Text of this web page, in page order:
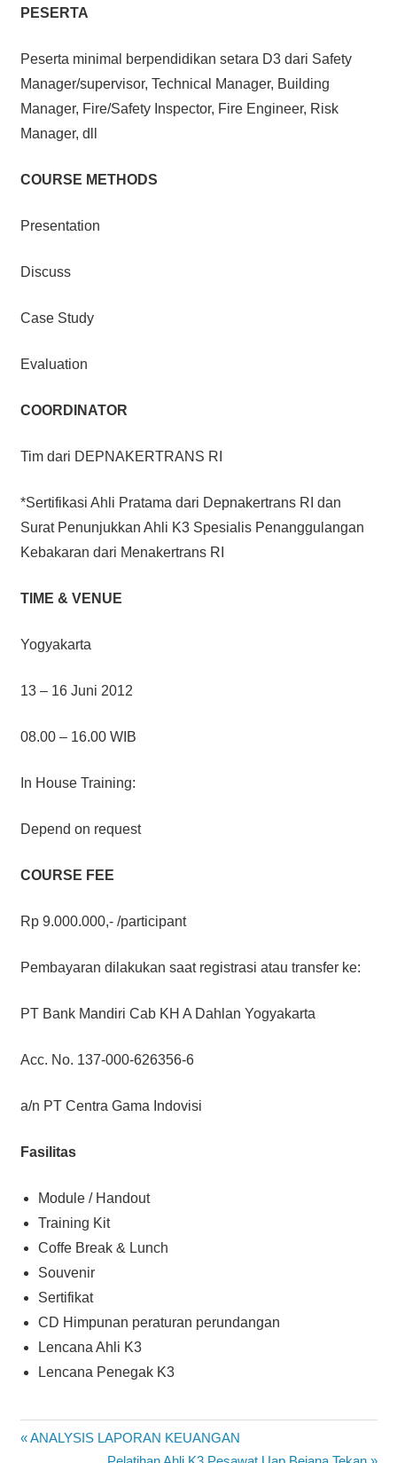
PESERTA
Peserta minimal berpendidikan setara D3 dari Safety
Manager/supervisor, Technical Manager, Building
Manager, Fire/Safety Inspector, Fire Engineer, Risk
Manager, dll
COURSE METHODS
Presentation
Discuss
Case Study
Evaluation
COORDINATOR
Tim dari DEPNAKERTRANS RI
*Sertifikasi Ahli Pratama dari Depnakertrans RI dan
Surat Penunjukkan Ahli K3 Spesialis Penanggulangan
Kebakaran dari Menakertrans RI
TIME & VENUE
Yogyakarta
13 – 16 Juni 2012
08.00 – 16.00 WIB
In House Training:
Depend on request
COURSE FEE
Rp 9.000.000,- /participant
Pembayaran dilakukan saat registrasi atau transfer ke:
PT Bank Mandiri Cab KH A Dahlan Yogyakarta
Acc. No. 137-000-626356-6
a/n PT Centra Gama Indovisi
Fasilitas
Module / Handout
Training Kit
Coffe Break & Lunch
Souvenir
Sertifikat
CD Himpunan peraturan perundangan
Lencana Ahli K3
Lencana Penegak K3
Post
Previous
ANALYSIS LAPORAN KEUANGAN